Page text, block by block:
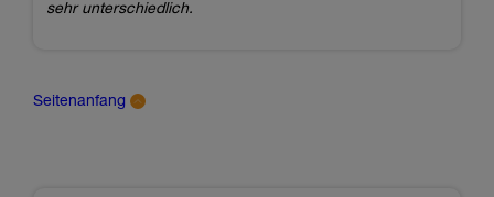
sehr unterschiedlich.
Seitenanfang